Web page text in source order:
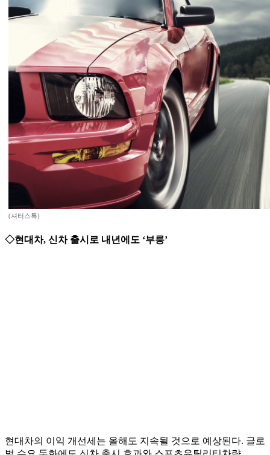
(셔터스톡)
◇현대차, 신차 출시로 내년에도 ‘부릉’
현대차의 이익 개선세는 올해도 지속될 것으로 예상된다. 글로